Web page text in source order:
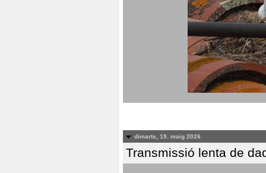
dimarts, 19. maig 2026
Transmissió lenta de